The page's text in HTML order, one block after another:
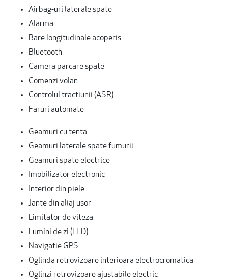
Airbag-uri laterale spate
Alarma
Bare longitudinale acoperis
Bluetooth
Camera parcare spate
Comenzi volan
Controlul tractiunii (ASR)
Faruri automate
Geamuri cu tenta
Geamuri laterale spate fumurii
Geamuri spate electrice
Imobilizator electronic
Interior din piele
Jante din aliaj usor
Limitator de viteza
Lumini de zi (LED)
Navigatie GPS
Oglinda retrovizoare interioara electrocromatica
Oglinzi retrovizoare ajustabile electric